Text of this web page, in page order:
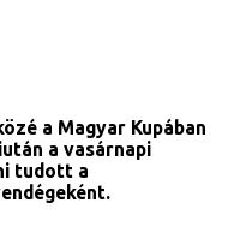
a Magyar Kupában
a vasárnapi
tudott a